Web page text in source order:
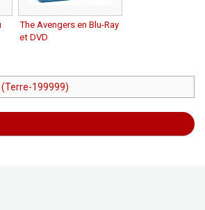
The Avengers en Blu-Ray
et DVD
199999)